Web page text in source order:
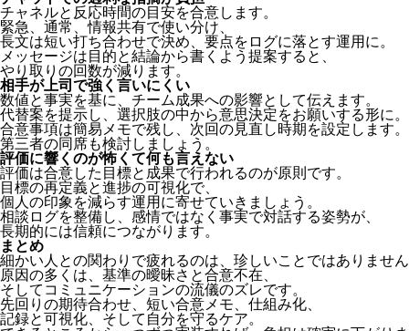
チャネルと反応時間の目安を合意します。
緊急、通常、情報共有で使い分け、
長文は短い打ち合わせで決め、要点をログに落とす運用に。
メッセージは目的と結論から書くよう提案すると、
やり取りの回数が減ります。
相手が上司で強く言いにくい
数値と事実を基に、チーム成果への影響として伝えます。
代替案を提示し、選択肢の中から意思決定をお願いする形に。
合意事項は簡易メモで残し、次回の見直し時期を設定します。
第三者の同席も検討しましょう。
評価に響くのが怖くて何も言えない
評価は合意した目標と成果で行われるのが原則です。
目標の再定義と進捗の可視化で、
個人の印象を減らす運用に寄せていきましょう。
相談ログを整備し、感情ではなく事実で対話する姿勢が、
長期的には信頼につながります。
まとめ
細かい人との関わりで疲れるのは、珍しいことではありませ
原因の多くは、基準の曖昧さと合意不在、
そしてコミュニケーションの流儀のズレです。
先回りの期待合わせ、短い合意メモ、仕組み化、
記録と可視化、そして自分を守るケア。